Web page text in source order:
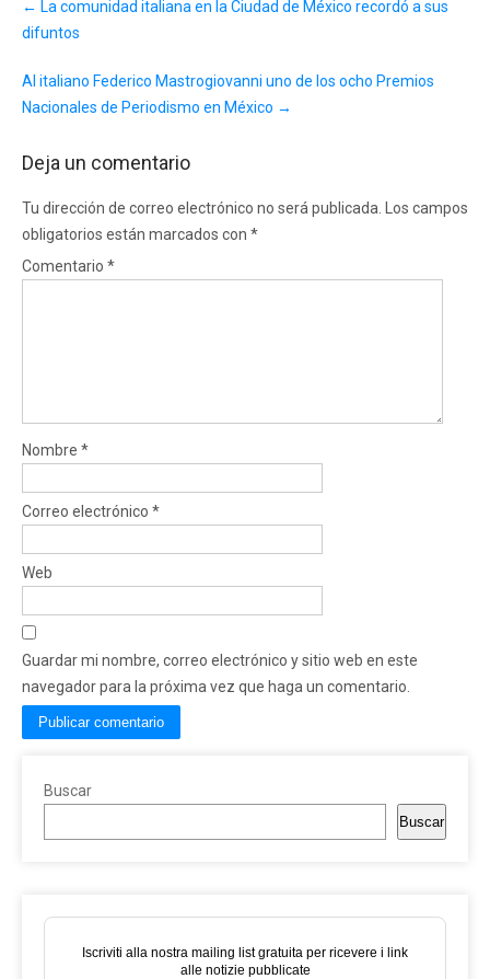
navigation
← La comunidad italiana en la Ciudad de México recordó a sus
difuntos
Al italiano Federico Mastrogiovanni uno de los ocho Premios
Nacionales de Periodismo en México →
Deja un comentario
Tu dirección de correo electrónico no será publicada.
Los campos
obligatorios están marcados con *
Comentario *
Nombre *
Correo electrónico *
Web
Guardar mi nombre, correo electrónico y sitio web en este
navegador para la próxima vez que haga un comentario.
Buscar
Buscar
Iscriviti alla nostra mailing list gratuita per ricevere i link
alle notizie pubblicate